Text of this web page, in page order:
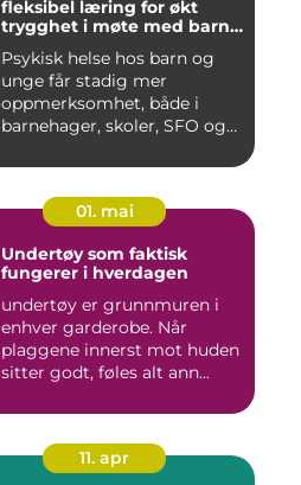
fleksibel læring for økt
trygghet i møte med barn
Psykisk helse hos barn og
unge får stadig mer
oppmerksomhet, både i
barnehager, skoler, SFO og
01. mai
Undertøy som faktisk
fungerer i hverdagen
undertøy er grunnmuren i
enhver garderobe. Når
plaggene innerst mot huden
sitter godt, føles alt ann...
11. apr